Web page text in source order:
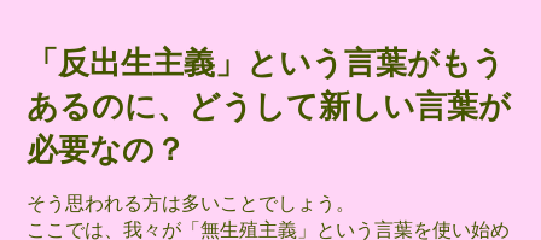
「反出生主義」という言葉がもう
あるのに、どうして新しい言葉が
必要なの？
そう思われる方は多いことでしょう。
ここでは、我々が「無生殖主義」という言葉を使い始め